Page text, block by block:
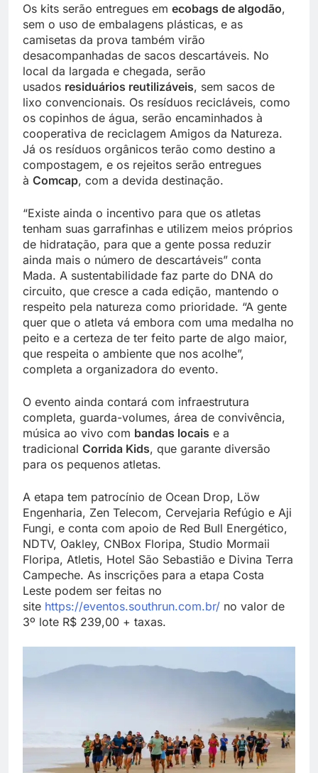
Os kits serão entregues em ecobags de algodão,
sem o uso de embalagens plásticas, e as
camisetas da prova também virão
desacompanhadas de sacos descartáveis. No
local da largada e chegada, serão
usados residuários reutilizáveis, sem sacos de
lixo convencionais. Os resíduos recicláveis, como
os copinhos de água, serão encaminhados à
cooperativa de reciclagem Amigos da Natureza.
Já os resíduos orgânicos terão como destino a
compostagem, e os rejeitos serão entregues
à Comcap, com a devida destinação.
“Existe ainda o incentivo para que os atletas
tenham suas garrafinhas e utilizem meios próprios
de hidratação, para que a gente possa reduzir
ainda mais o número de descartáveis” conta
Mada. A sustentabilidade faz parte do DNA do
circuito, que cresce a cada edição, mantendo o
respeito pela natureza como prioridade. “A gente
quer que o atleta vá embora com uma medalha no
peito e a certeza de ter feito parte de algo maior,
que respeita o ambiente que nos acolhe”,
completa a organizadora do evento.
O evento ainda contará com infraestrutura
completa, guarda-volumes, área de convivência,
música ao vivo com bandas locais e a
tradicional Corrida Kids, que garante diversão
para os pequenos atletas.
A etapa tem patrocínio de Ocean Drop, Löw
Engenharia, Zen Telecom, Cervejaria Refúgio e Aji
Fungi, e conta com apoio de Red Bull Energético,
NDTV, Oakley, CNBox Floripa, Studio Mormaii
Floripa, Atletis, Hotel São Sebastião e Divina Terra
Campeche. As inscrições para a etapa Costa
Leste podem ser feitas no
site https://eventos.southrun.com.br/ no valor de
3º lote R$ 239,00 + taxas.